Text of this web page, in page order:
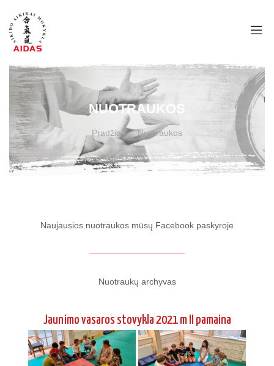
NUOTRAUKOS
Pradžia Nuotraukos
Naujausios nuotraukos mūsų Facebook paskyroje
Nuotraukų archyvas
Jaunimo vasaros stovykla 2021 m II pamaina